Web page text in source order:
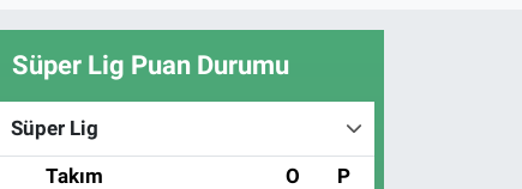
Süper Lig Puan Durumu
Süper Lig
Takım O P